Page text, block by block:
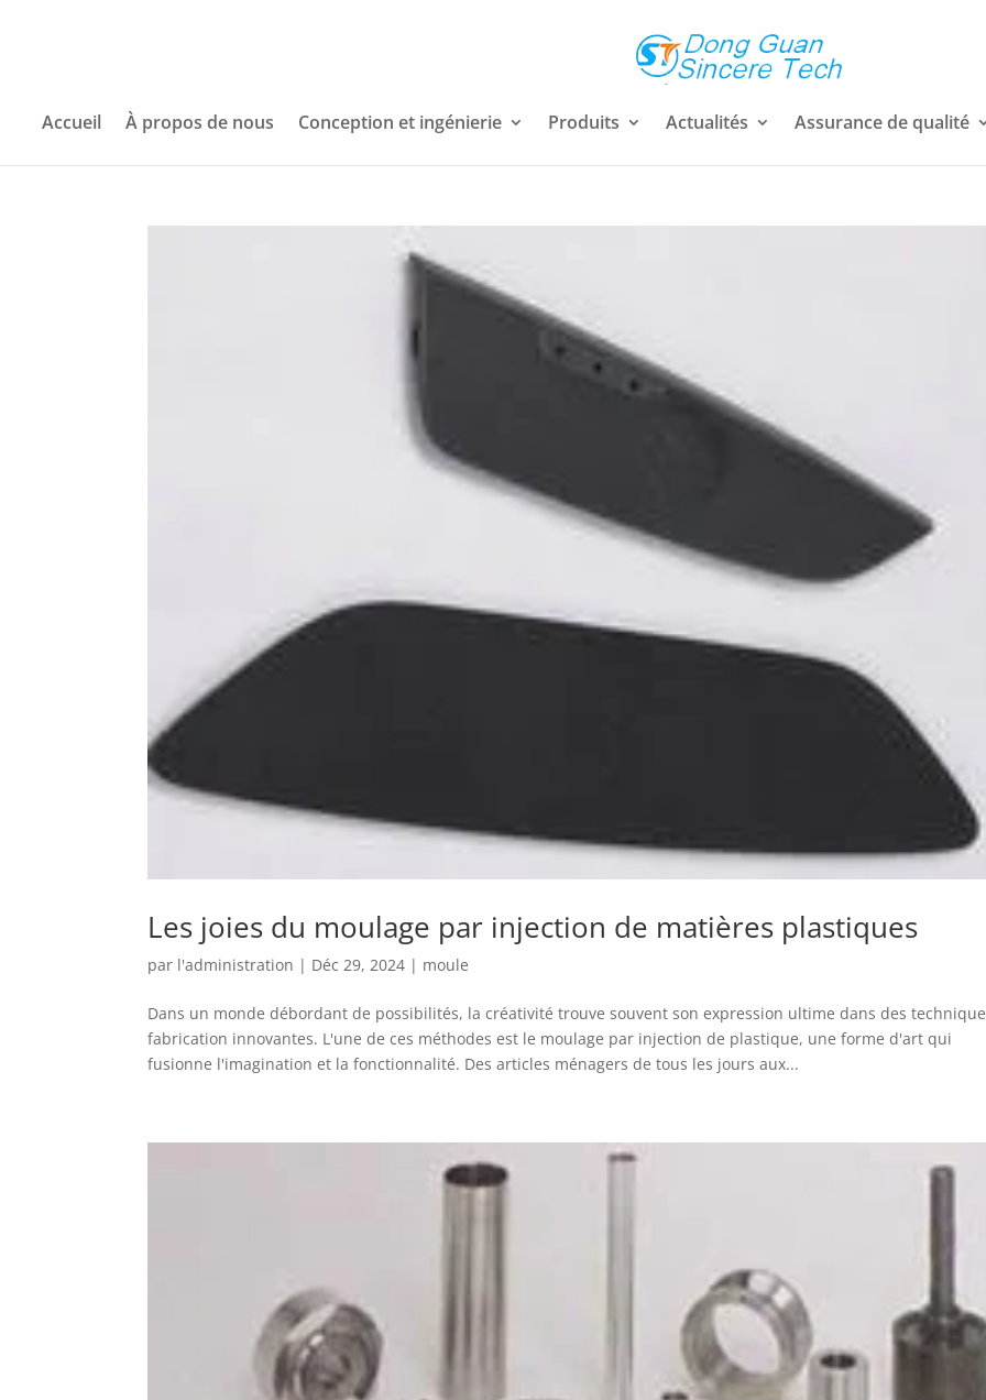
Accueil À propos de nous Conception et ingénierie Produits Actualités Assurance de qualité
Les joies du moulage par injection de matières plastiques
par l'administration | Déc 29, 2024 | moule
Dans un monde débordant de possibilités, la créativité trouve souvent son expression ultime dans des
fabrication innovantes. L'une de ces méthodes est le moulage par injection de plastique, une forme d'art qui
fusionne l'imagination et la fonctionnalité. Des articles ménagers de tous les jours aux...